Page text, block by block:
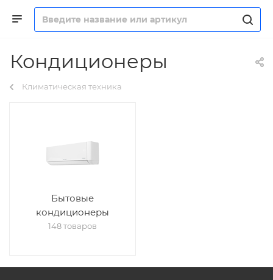
Кондиционеры
Климатическая техника
Бытовые
кондиционеры
148 товаров